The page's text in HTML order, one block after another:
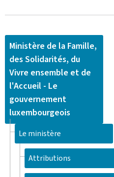
Ministère de la Famille,
des Solidarités, du
Vivre ensemble et de
l'Accueil - Le
gouvernement
luxembourgeois
Le ministère
Attributions